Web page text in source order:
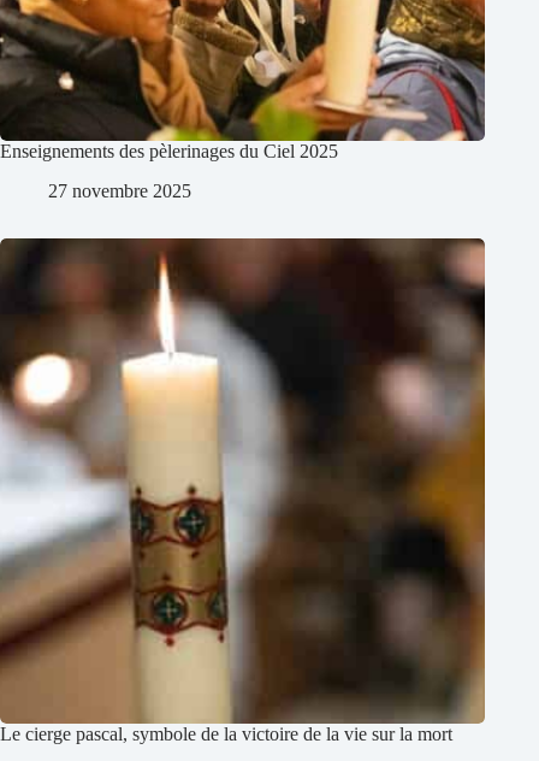
Enseignements des pèlerinages du Ciel 2025
27 novembre 2025
Le cierge pascal, symbole de la victoire de la vie sur la mort